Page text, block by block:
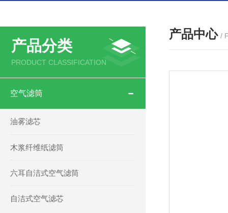
产品分类
PRODUCT CLASSIFICATION
空气滤筒
油雾滤芯
木浆纤维纸滤筒
六耳自洁式空气滤筒
自洁式空气滤芯
产品中心 /